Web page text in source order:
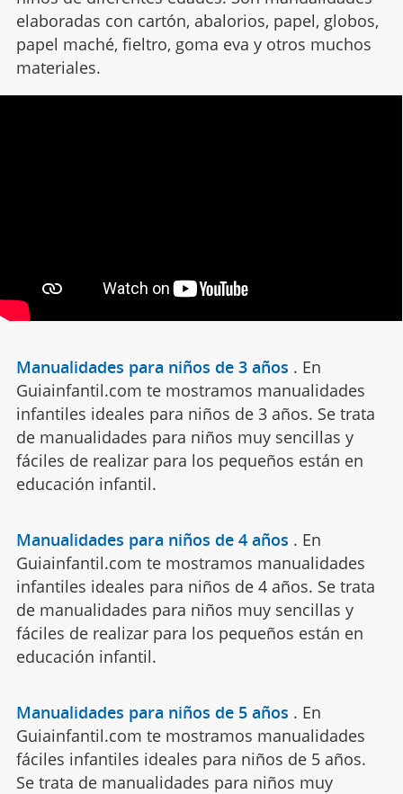
elaboradas con cartón, abalorios, papel, globos,
papel maché, fieltro, goma eva y otros muchos
materiales.
Manualidades para niños de 3 años . En
Guiainfantil.com te mostramos manualidades
infantiles ideales para niños de 3 años. Se trata
de manualidades para niños muy sencillas y
fáciles de realizar para los pequeños están en
educación infantil.
Manualidades para niños de 4 años . En
Guiainfantil.com te mostramos manualidades
infantiles ideales para niños de 4 años. Se trata
de manualidades para niños muy sencillas y
fáciles de realizar para los pequeños están en
educación infantil.
Manualidades para niños de 5 años . En
Guiainfantil.com te mostramos manualidades
fáciles infantiles ideales para niños de 5 años.
Se trata de manualidades para niños muy